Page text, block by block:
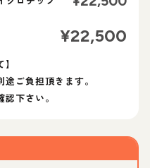
¥22,500
ご負担頂きます。
下さい。